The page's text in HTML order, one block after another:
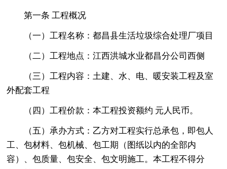
第一条 工程概况
（一）工程名称：都昌县生活垃圾综合处理厂项目
（二）工程地点：江西洪城水业都昌分公司西侧
（三）工程内容：土建、水、电、暖安装工程及室
外配套工程
（四）工程价款：本工程投资额约 元人民币。
（五）承办方式：乙方对工程实行总承包，即包人
工、包材料、包机械、包工期（图纸以内的全部内
容）、包质量、包安全、包文明施工。本工程不得分